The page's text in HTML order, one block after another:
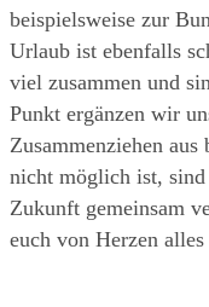
beispielsweise zur
Urlaub ist ebenfalls
viel zusammen und
Punkt ergänzen wir
Zusammenziehen
nicht möglich ist, sind
Zukunft gemeinsam
euch von Herzen